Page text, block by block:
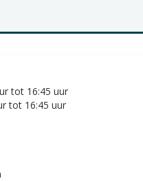
tot 16:45 uur
tot 16:45 uur